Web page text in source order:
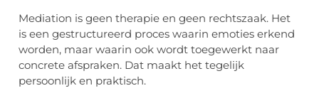
Mediation is geen therapie en geen rechtszaak. Het
is een gestructureerd proces waarin emoties erkend
worden, maar waarin ook wordt toegewerkt naar
concrete afspraken. Dat maakt het tegelijk
persoonlijk en praktisch.